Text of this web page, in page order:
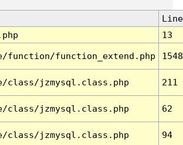
Line
13
function/function_extend.php 1548
class/jzmysql.class.php 211
class/jzmysql.class.php 62
class/jzmysql.class.php 94